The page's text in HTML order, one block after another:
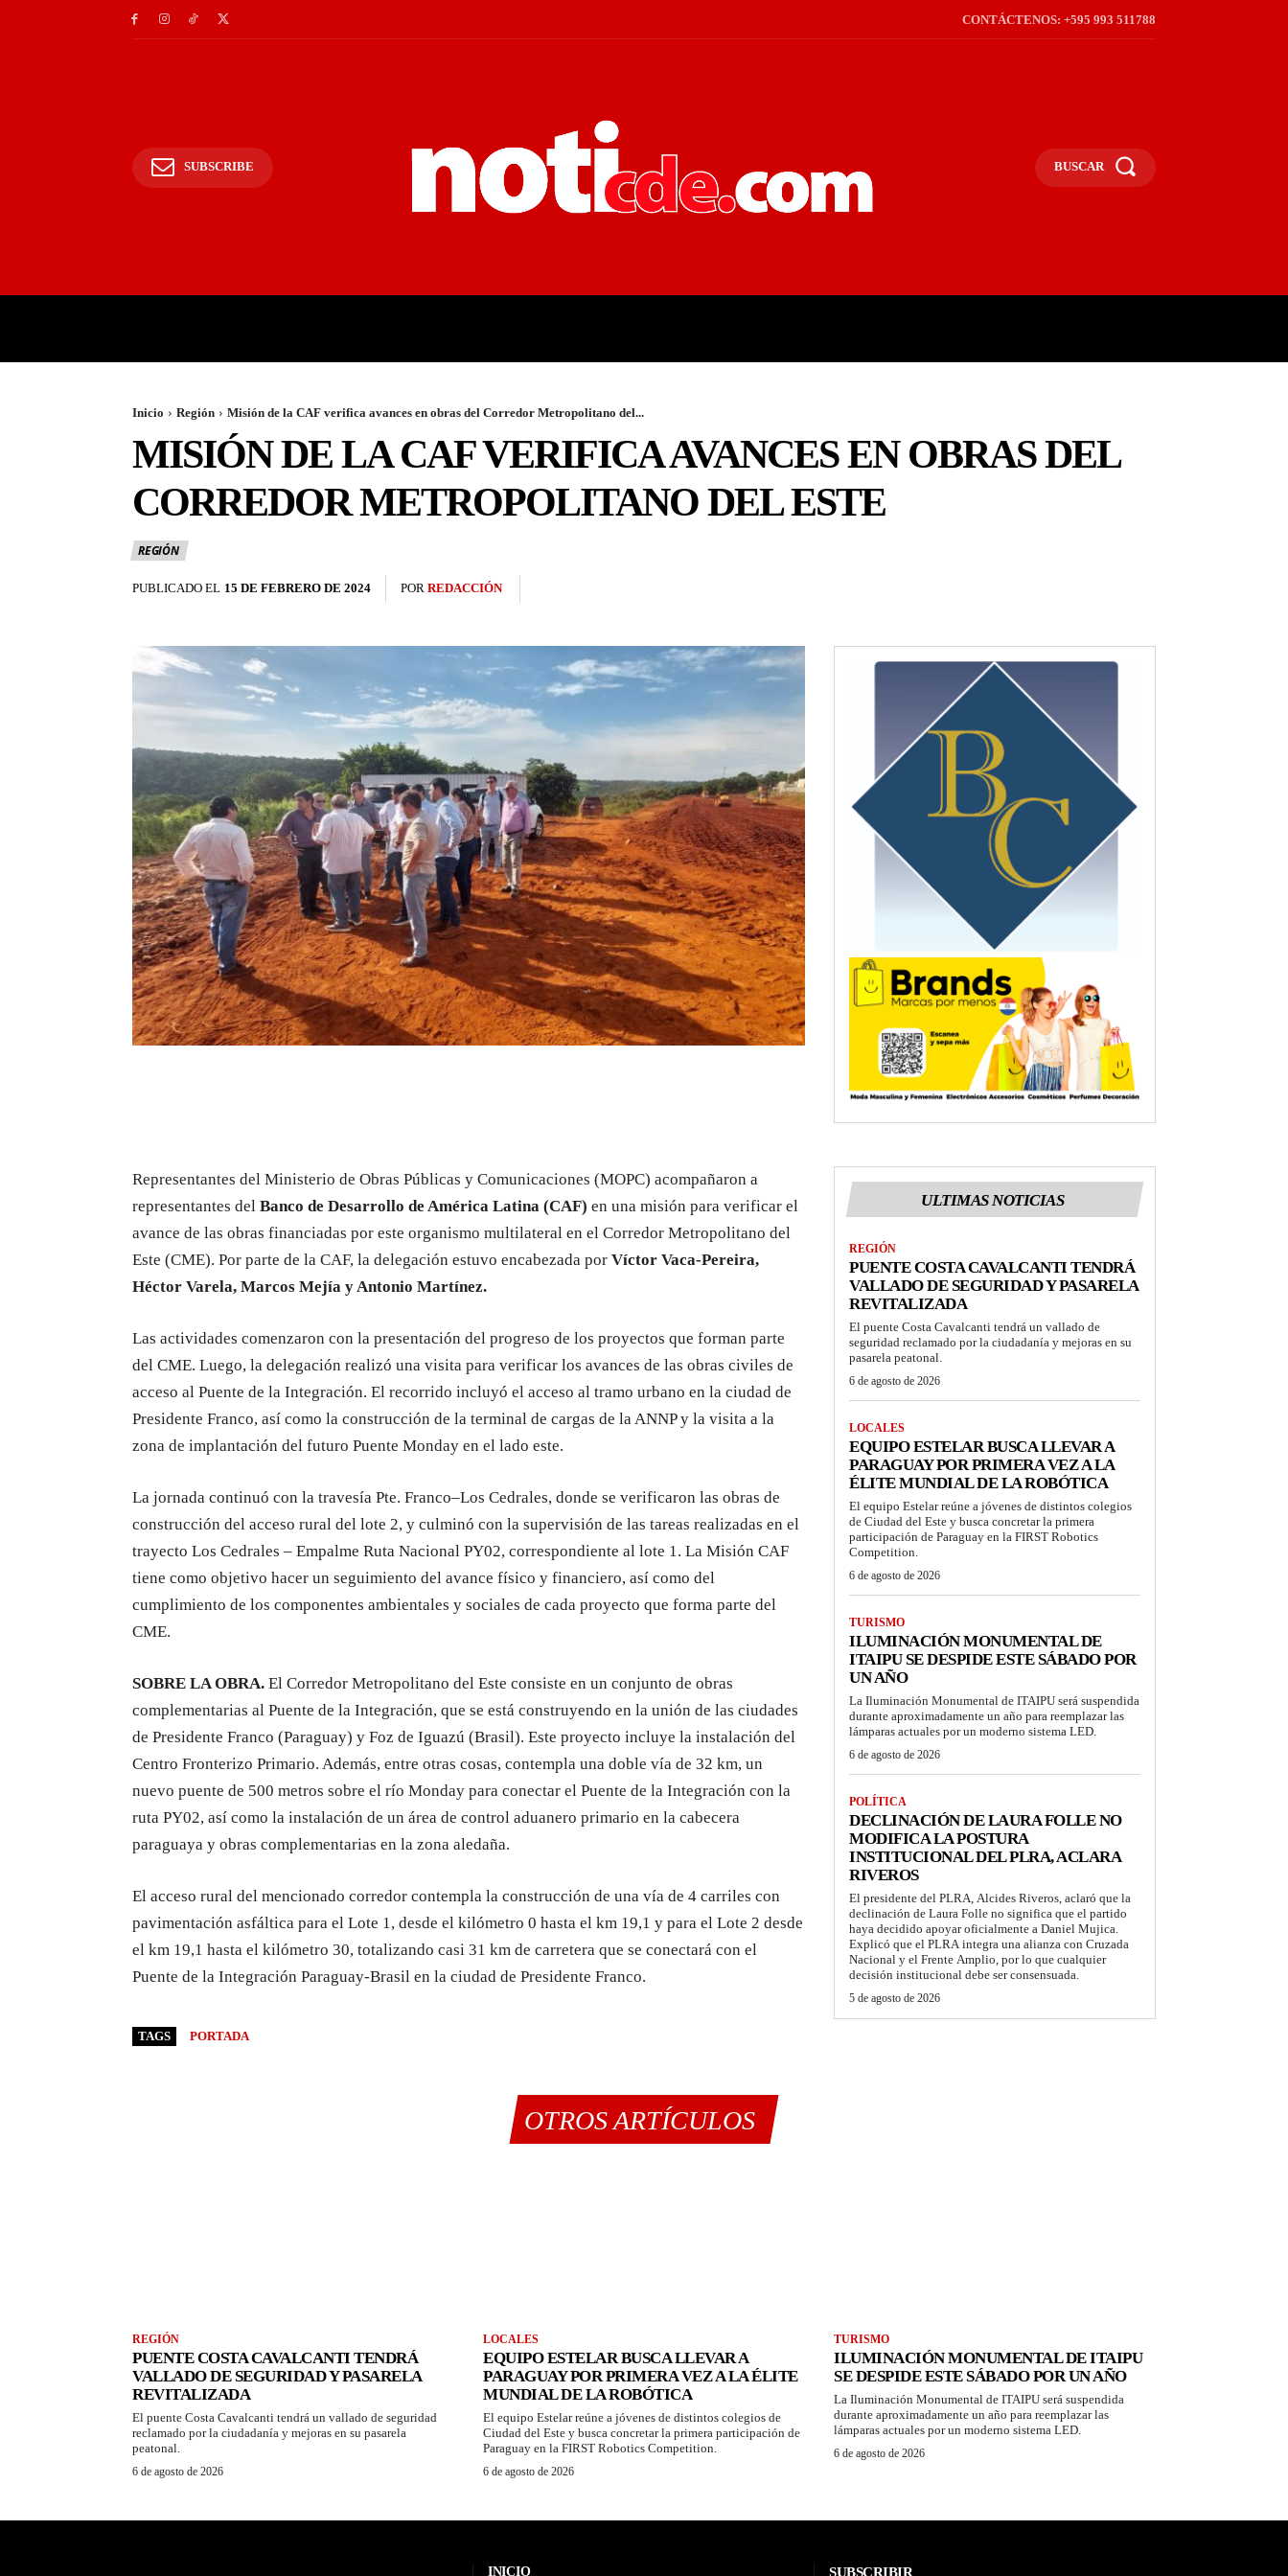
CONTÁCTENOS: +595 993 511788
SUBSCRIBE BUSCAR
Inicio Región Misión de la CAF verifica avances en obras del Corredor Metropolitano del...
MISIÓN DE LA CAF VERIFICA AVANCES EN OBRAS DEL
CORREDOR METROPOLITANO DEL ESTE
REGIÓN
PUBLICADO EL 15 DE FEBRERO DE 2024 POR REDACCIÓN
Representantes del Ministerio de Obras Públicas y Comunicaciones (MOPC) acompañaron a
representantes del Banco de Desarrollo de América Latina (CAF) en una misión para verificar el
avance de las obras financiadas por este organismo multilateral en el Corredor Metropolitano del
Este (CME). Por parte de la CAF, la delegación estuvo encabezada por Víctor Vaca-Pereira,
Héctor Varela, Marcos Mejía y Antonio Martínez.
Las actividades comenzaron con la presentación del progreso de los proyectos que forman parte
del CME. Luego, la delegación realizó una visita para verificar los avances de las obras civiles de
acceso al Puente de la Integración. El recorrido incluyó el acceso al tramo urbano en la ciudad de
Presidente Franco, así como la construcción de la terminal de cargas de la ANNP y la visita a la
zona de implantación del futuro Puente Monday en el lado este.
La jornada continuó con la travesía Pte. Franco–Los Cedrales, donde se verificaron las obras de
construcción del acceso rural del lote 2, y culminó con la supervisión de las tareas realizadas en el
trayecto Los Cedrales – Empalme Ruta Nacional PY02, correspondiente al lote 1. La Misión CAF
tiene como objetivo hacer un seguimiento del avance físico y financiero, así como del
cumplimiento de los componentes ambientales y sociales de cada proyecto que forma parte del
CME.
SOBRE LA OBRA. El Corredor Metropolitano del Este consiste en un conjunto de obras
complementarias al Puente de la Integración, que se está construyendo en la unión de las ciudades
de Presidente Franco (Paraguay) y Foz de Iguazú (Brasil). Este proyecto incluye la instalación del
Centro Fronterizo Primario. Además, entre otras cosas, contempla una doble vía de 32 km, un
nuevo puente de 500 metros sobre el río Monday para conectar el Puente de la Integración con la
ruta PY02, así como la instalación de un área de control aduanero primario en la cabecera
paraguaya y obras complementarias en la zona aledaña.
El acceso rural del mencionado corredor contempla la construcción de una vía de 4 carriles con
pavimentación asfáltica para el Lote 1, desde el kilómetro 0 hasta el km 19,1 y para el Lote 2 desde
el km 19,1 hasta el kilómetro 30, totalizando casi 31 km de carretera que se conectará con el
Puente de la Integración Paraguay-Brasil en la ciudad de Presidente Franco.
TAGS PORTADA
ULTIMAS NOTICIAS
REGIÓN
PUENTE COSTA CAVALCANTI TENDRÁ
VALLADO DE SEGURIDAD Y PASARELA
REVITALIZADA
El puente Costa Cavalcanti tendrá un vallado de
seguridad reclamado por la ciudadanía y mejoras en su
pasarela peatonal.
6 de agosto de 2026
LOCALES
EQUIPO ESTELAR BUSCA LLEVAR A
PARAGUAY POR PRIMERA VEZ A LA
ÉLITE MUNDIAL DE LA ROBÓTICA
El equipo Estelar reúne a jóvenes de distintos colegios
de Ciudad del Este y busca concretar la primera
participación de Paraguay en la FIRST Robotics
Competition.
6 de agosto de 2026
TURISMO
ILUMINACIÓN MONUMENTAL DE
ITAIPU SE DESPIDE ESTE SÁBADO POR
UN AÑO
La Iluminación Monumental de ITAIPU será suspendida
durante aproximadamente un año para reemplazar las
lámparas actuales por un moderno sistema LED.
6 de agosto de 2026
POLÍTICA
DECLINACIÓN DE LAURA FOLLE NO
MODIFICA LA POSTURA
INSTITUCIONAL DEL PLRA, ACLARA
RIVEROS
El presidente del PLRA, Alcides Riveros, aclaró que la
declinación de Laura Folle no significa que el partido
haya decidido apoyar oficialmente a Daniel Mujica.
Explicó que el PLRA integra una alianza con Cruzada
Nacional y el Frente Amplio, por lo que cualquier
decisión institucional debe ser consensuada.
5 de agosto de 2026
OTROS ARTÍCULOS
REGIÓN
PUENTE COSTA CAVALCANTI TENDRÁ
VALLADO DE SEGURIDAD Y PASARELA
REVITALIZADA
El puente Costa Cavalcanti tendrá un vallado de seguridad
reclamado por la ciudadanía y mejoras en su pasarela
peatonal.
6 de agosto de 2026
LOCALES
EQUIPO ESTELAR BUSCA LLEVAR A
PARAGUAY POR PRIMERA VEZ A LA ÉLITE
MUNDIAL DE LA ROBÓTICA
El equipo Estelar reúne a jóvenes de distintos colegios de
Ciudad del Este y busca concretar la primera participación de
Paraguay en la FIRST Robotics Competition.
6 de agosto de 2026
TURISMO
ILUMINACIÓN MONUMENTAL DE ITAIPU
SE DESPIDE ESTE SÁBADO POR UN AÑO
La Iluminación Monumental de ITAIPU será suspendida
durante aproximadamente un año para reemplazar las
lámparas actuales por un moderno sistema LED.
6 de agosto de 2026
INICIO SUBSCRIBIR